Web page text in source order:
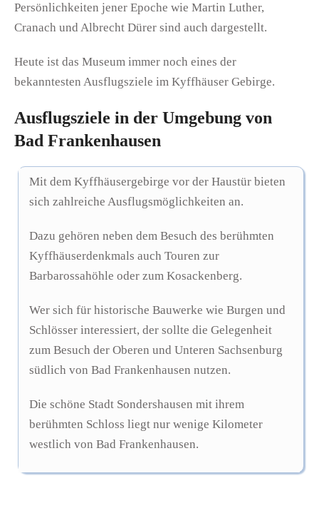
Persönlichkeiten jener Epoche wie Martin Luther,
Cranach und Albrecht Dürer sind auch dargestellt.
Heute ist das Museum immer noch eines der
bekanntesten Ausflugsziele im Kyffhäuser Gebirge.
Ausflugsziele in der Umgebung von
Bad Frankenhausen
Mit dem Kyffhäusergebirge vor der Haustür bieten
sich zahlreiche Ausflugsmöglichkeiten an.
Dazu gehören neben dem Besuch des berühmten
Kyffhäuserdenkmals auch Touren zur
Barbarossahöhle oder zum Kosackenberg.
Wer sich für historische Bauwerke wie Burgen und
Schlösser interessiert, der sollte die Gelegenheit
zum Besuch der Oberen und Unteren Sachsenburg
südlich von Bad Frankenhausen nutzen.
Die schöne Stadt Sondershausen mit ihrem
berühmten Schloss liegt nur wenige Kilometer
westlich von Bad Frankenhausen.